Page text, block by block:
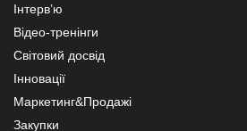
Інтерв’ю
Відео-тренінги
Світовий досвід
Інновації
Маркетинг&Продажі
Закупки